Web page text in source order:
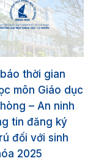
thời gian
môn Giáo dục
– An ninh
tin đăng ký
đối với sinh
2025